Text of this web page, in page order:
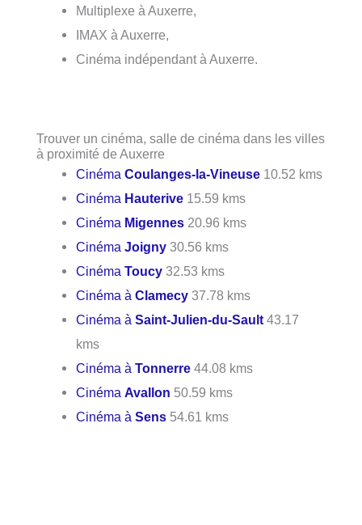
Multiplexe à Auxerre,
IMAX à Auxerre,
Cinéma indépendant à Auxerre.
Trouver un cinéma, salle de cinéma dans les villes
à proximité de Auxerre
CinémaCoulanges-la-Vineuse 10.52 kms
Cinéma Hauterive 15.59 kms
Cinéma Migennes 20.96 kms
CinémaJoigny 30.56 kms
CinémaToucy 32.53 kms
Cinéma àClamecy 37.78 kms
Cinéma àSaint-Julien-du-Sault 43.17
kms
Cinéma àTonnerre 44.08 kms
CinémaAvallon 50.59 kms
Cinéma àSens 54.61 kms